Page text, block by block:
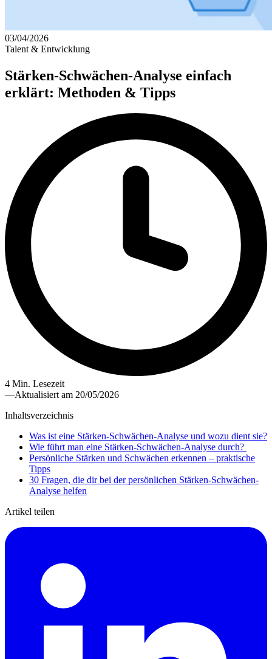
03/04/2026
Talent & Entwicklung
Stärken-Schwächen-Analyse einfach
erklärt: Methoden & Tipps
4 Min. Lesezeit
—Aktualisiert am 20/05/2026
Inhaltsverzeichnis
Was ist eine Stärken-Schwächen-Analyse und wozu dient sie?
Wie führt man eine Stärken-Schwächen-Analyse durch?
Persönliche Stärken und Schwächen erkennen – praktische
Tipps
30 Fragen, die dir bei der persönlichen Stärken-Schwächen-
Analyse helfen
Artikel teilen